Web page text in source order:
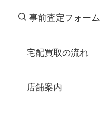
事前査定フォーム
宅配買取の流れ
お申込み
店舗案内